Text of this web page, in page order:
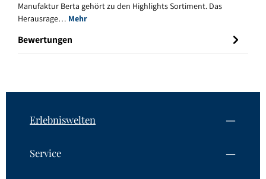
Manufaktur Berta gehört zu den Highlights Sortiment. Das
Herausrage… Mehr
Bewertungen
Erlebniswelten
Service